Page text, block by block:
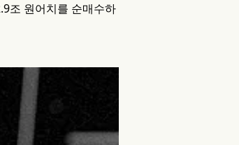
조 원어치를 순매수하